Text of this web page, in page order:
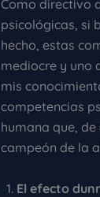
Como directivo
psicológicas, si
hecho, estas
mediocre y uno
mis
competencias
humana que,
campeón de la
El efecto